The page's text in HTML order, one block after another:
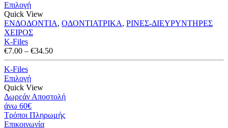
Επιλογή
Quick View
ΕΝΔΟΔΟΝΤΙΑ, ΟΔΟΝΤΙΑΤΡΙΚΑ, ΡΙΝΕΣ-ΔΙΕΥΡΥΝΤΗΡΕΣ
ΧΕΙΡΟΣ
K-Files
€7.00 – €34.50Price
range:
K-Files
Επιλογή
Quick View
Δωρεάν Αποστολή
άνω 60€
Τρόποι Πληρωμής
Eπικοινωνία